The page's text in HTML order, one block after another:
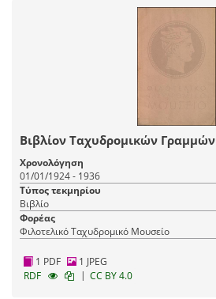
Βιβλίον Ταχυδρομικών Γραμμών
Χρονολόγηση
01/01/1924 - 1936
Τύπος τεκμηρίου
Βιβλίο
Φορέας
Φιλοτελικό Ταχυδρομικό Μουσείο
1 PDF
1 JPEG
RDF
| CC BY 4.0